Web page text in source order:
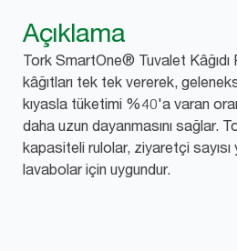
Açıklama
Tork SmartOne® Tuvalet
kâğıtları tek tek vererek,
kıyasla tüketimi %40'a varan
daha uzun dayanmasını sağlar.
kapasiteli rulolar, ziyaretçi
lavabolar için uygundur.